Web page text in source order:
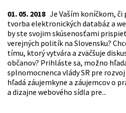
01. 05. 2018 Je Vaším koníčkom,
tvorba elektronických databáz a
by ste svojim skúsenosťami
verejných politík na Slovensku?
tímu, ktorý vytvára a zväčšuje
občanov? Prihláste sa, možno
splnomocnenca vlády SR pre
hľadá záujemkyne a záujemcov o
a dizajne webového sídla pre...